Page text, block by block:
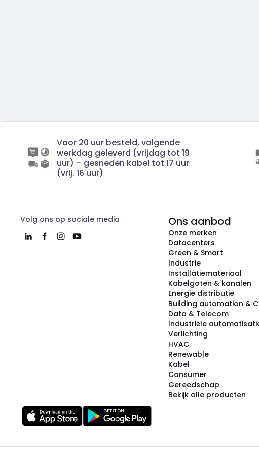
Voor 20 uur besteld, volgende
werkdag geleverd (vrijdag tot 19
uur) – gesneden kabel tot 17 uur
(vrij. 16 uur)
Volg ons op sociale media Ons aanbod
Onze merken
Datacenters
Green & Smart
Industrie
Installatiemateriaal
Kabelgoten & kanalen
Energie distributie
Building automation &
Data & Telecom
Industriële
Verlichting
HVAC
Renewable
Kabel
Consumer
Gereedschap
Bekijk alle producten